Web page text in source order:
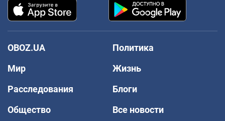
OBOZ.UA
Политика
Мир
Жизнь
Расследования
Блоги
Общество
Все новости